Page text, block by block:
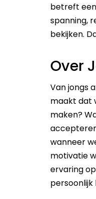
betreft
spanning,
bekijken.
Over
Van jongs
maakt dat
maken?
wanneer
motivatie
ervaring